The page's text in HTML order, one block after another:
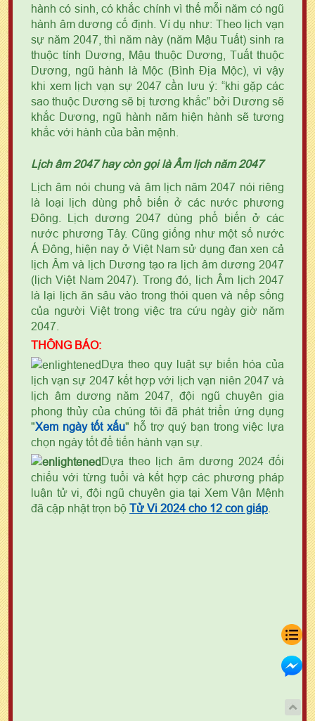
hành có sinh, có khắc chính vì thế mỗi năm có ngũ
hành âm dương cố định. Ví dụ như: Theo lịch vạn
sự năm 2047, thì năm này (năm Mậu Tuất) sinh ra
thuộc tính Dương, Mậu thuộc Dương, Tuất thuộc
Dương, ngũ hành là Mộc (Bình Địa Mộc), vì vậy
khi xem lịch vạn sự 2047 cần lưu ý: “khi gặp các
sao thuộc Dương sẽ bị tương khắc” bởi Dương sẽ
khắc Dương, ngũ hành năm hiện hành sẽ tương
khắc với hành của bản mệnh.
Lịch âm 2047 hay còn gọi là Âm lịch năm 2047
Lịch âm nói chung và âm lịch năm 2047 nói riêng
là loại lịch dùng phổ biến ở các nước phương
Đông. Lịch dương 2047 dùng phổ biến ở các
nước phương Tây. Cũng giống như một số nước
Á Đông, hiện nay ở Việt Nam sử dụng đan xen cả
lịch Âm và lịch Dương tạo ra lịch âm dương 2047
(lịch Việt Nam 2047). Trong đó, lịch Âm lịch 2047
là lại lịch ăn sâu vào trong thói quen và nếp sống
của người Việt trong việc tra cứu ngày giờ năm
2047.
THÔNG BÁO:
Dựa theo quy luật sự biến hóa của
lịch vạn sự 2047 kết hợp với lịch vạn niên 2047 và
lịch âm dương năm 2047, đội ngũ chuyên gia
phong thủy của chúng tôi đã phát triển ứng dụng
"Xem ngày tốt xấu" hỗ trợ quý bạn trong việc lựa
chọn ngày tốt để tiến hành vạn sự.
Dựa theo lịch âm dương 2024 đối
chiếu với từng tuổi và kết hợp các phương pháp
luận tử vi, đội ngũ chuyên gia tại Xem Vận Mệnh
đã cập nhật trọn bộ Tử Vi 2024 cho 12 con giáp